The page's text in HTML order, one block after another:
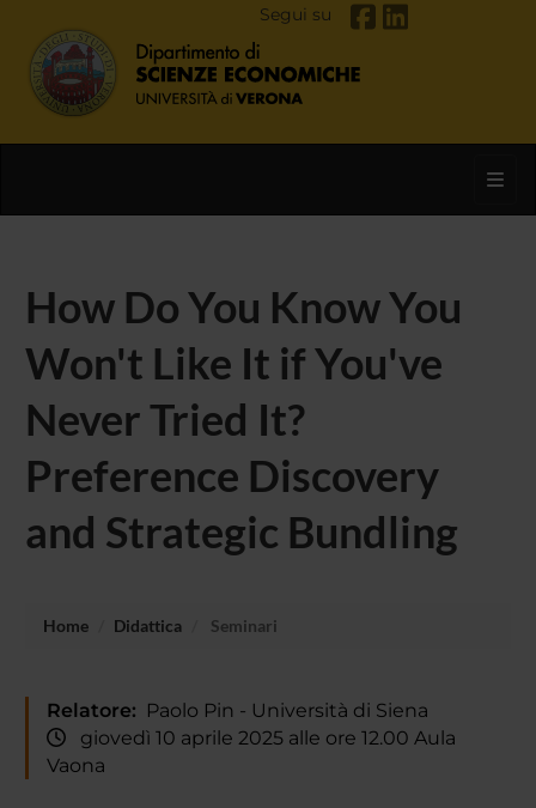
Segui su
How Do You Know You
Won't Like It if You've
Never Tried It?
Preference Discovery
and Strategic Bundling
Home Didattica Seminari
Relatore: Paolo Pin - Università di Siena
giovedì 10 aprile 2025 alle ore 12.00 Aula
Vaona